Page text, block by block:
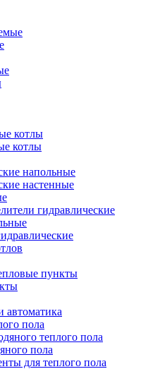
котлы
котлы
напольные
настенные
гидравлические
пункты
автоматика
пола
теплого пола
пола
для теплого пола